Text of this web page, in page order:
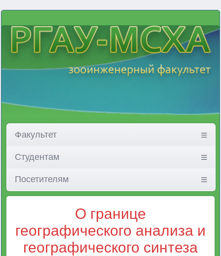
Факультет
Студентам
Посетителям
О границе
географического анализа и
географического синтеза